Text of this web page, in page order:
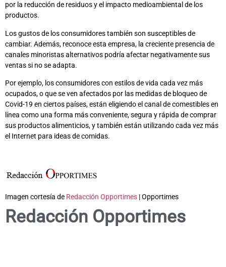
por la reducción de residuos y el impacto medioambiental de los
productos.
Los gustos de los consumidores también son susceptibles de
cambiar. Además, reconoce esta empresa, la creciente presencia de
canales minoristas alternativos podría afectar negativamente sus
ventas si no se adapta.
Por ejemplo, los consumidores con estilos de vida cada vez más
ocupados, o que se ven afectados por las medidas de bloqueo de
Covid-19 en ciertos países, están eligiendo el canal de comestibles en
línea como una forma más conveniente, segura y rápida de comprar
sus productos alimenticios, y también están utilizando cada vez más
el Internet para ideas de comidas.
Imagen cortesía de Redacción Opportimes | Opportimes
Redacción Opportimes